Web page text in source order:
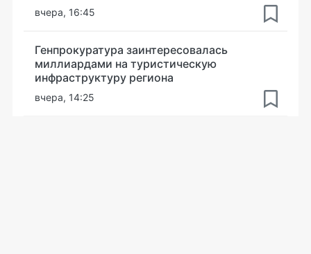
вчера, 16:45
Генпрокуратура заинтересовалась
миллиардами на туристическую
инфраструктуру региона
вчера, 14:25